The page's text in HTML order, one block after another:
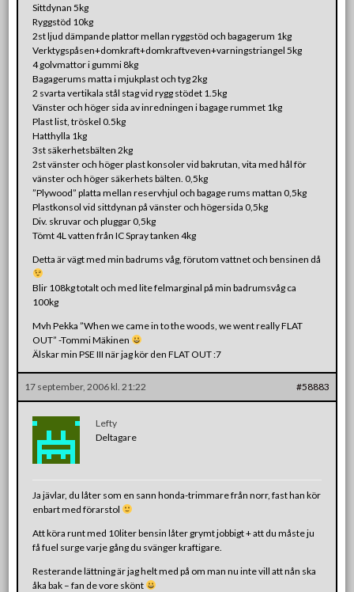
Sittdynan 5kg
Ryggstöd 10kg
2st ljud dämpande plattor mellan ryggstöd och bagagerum 1kg
Verktygspåsen+domkraft+domkraftveven+varningstriangel 5kg
4 golvmattor i gummi 8kg
Bagagerums matta i mjukplast och tyg 2kg
2 svarta vertikala stål stag vid rygg stödet 1.5kg
Vänster och höger sida av inredningen i bagage rummet 1kg
Plast list, tröskel 0.5kg
Hatthylla 1kg
3st säkerhetsbälten 2kg
2st vänster och höger plast konsoler vid bakrutan, vita med hål för
vänster och höger säkerhets bälten. 0,5kg
”Plywood” platta mellan reservhjul och bagage rums mattan 0,5kg
Plastkonsol vid sittdynan på vänster och högersida 0,5kg
Div. skruvar och pluggar 0,5kg
Tömt 4L vatten från IC Spray tanken 4kg
Detta är vägt med min badrums våg, förutom vattnet och bensinen då
Blir 108kg totalt och med lite felmarginal på min badrumsvåg ca
100kg
Mvh Pekka ”When we came in to the woods, we went really FLAT
OUT” -Tommi Mäkinen
Älskar min PSE III när jag kör den FLAT OUT :7
17 september, 2006 kl. 21:22 #58883
Lefty
Deltagare
Ja jävlar, du låter som en sann honda-trimmare från norr, fast han kör
enbart med förarstol
Att köra runt med 10liter bensin låter grymt jobbigt + att du måste ju
få fuel surge varje gång du svänger kraftigare.
Resterande lättning är jag helt med på om man nu inte vill att nån ska
åka bak – fan de vore skönt